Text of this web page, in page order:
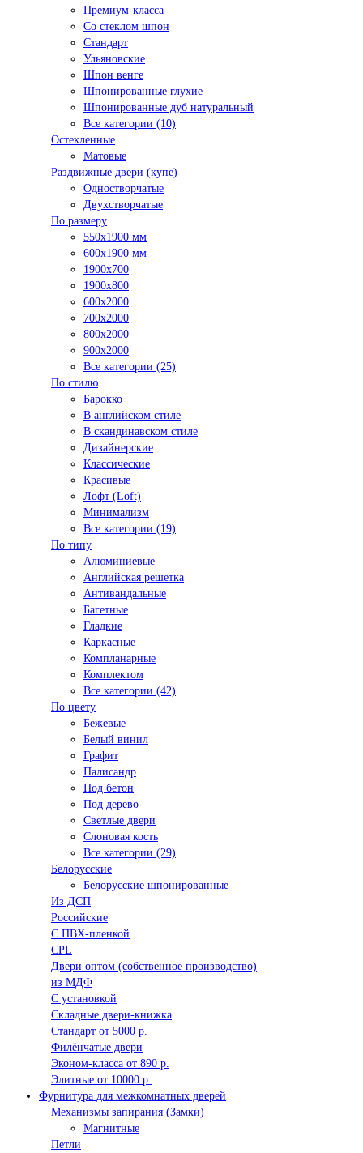
Премиум-класса
Со стеклом шпон
Стандарт
Ульяновские
Шпон венге
Шпонированные глухие
Шпонированные дуб натуральный
Все категории (10)
Остекленные
Матовые
Раздвижные двери (купе)
Одностворчатые
Двухстворчатые
По размеру
550x1900 мм
600x1900 мм
1900х700
1900х800
600x2000
700x2000
800x2000
900x2000
Все категории (25)
По стилю
Барокко
В английском стиле
В скандинавском стиле
Дизайнерские
Классические
Красивые
Лофт (Loft)
Минимализм
Все категории (19)
По типу
Алюминиевые
Английская решетка
Антивандальные
Багетные
Гладкие
Каркасные
Компланарные
Комплектом
Все категории (42)
По цвету
Бежевые
Белый винил
Графит
Палисандр
Под бетон
Под дерево
Светлые двери
Слоновая кость
Все категории (29)
Белорусские
Белорусские шпонированные
Из ДСП
Российские
C ПВХ-пленкой
CPL
Двери оптом (собственное производство)
из МДФ
С установкой
Складные двери-книжка
Стандарт от 5000 р.
Филёнчатые двери
Эконом-класса от 890 р.
Элитные от 10000 р.
Фурнитура для межкомнатных дверей
Механизмы запирания (Замки)
Магнитные
Петли